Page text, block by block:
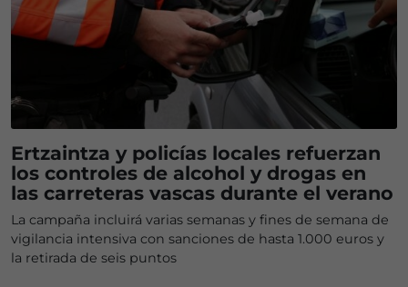
Ertzaintza y policías locales refuerzan
los controles de alcohol y drogas en
las carreteras vascas durante el verano
La campaña incluirá varias semanas y fines de semana de
vigilancia intensiva con sanciones de hasta 1.000 euros y
la retirada de seis puntos